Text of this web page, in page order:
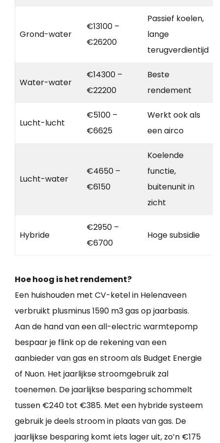
Grond-water
€13100 –
€26200
Passief koelen,
lange
terugverdientijd
Water-water
€14300 –
€22200
Beste
rendement
Lucht-lucht
€5100 –
€6625
Werkt ook als
een airco
Lucht-water
€4650 –
€6150
Koelende
functie,
buitenunit in
zicht
Hybride
€2950 –
€6700
Hoge subsidie
Hoe hoog is het rendement?
Een huishouden met CV-ketel in Helenaveen
verbruikt plusminus 1590 m3 gas op jaarbasis.
Aan de hand van een all-electric warmtepomp
bespaar je flink op de rekening van een
aanbieder van gas en stroom als Budget Energie
of Nuon. Het jaarlijkse stroomgebruik zal
toenemen. De jaarlijkse besparing schommelt
tussen €240 tot €385. Met een hybride systeem
gebruik je deels stroom in plaats van gas. De
jaarlijkse besparing komt iets lager uit, zo’n €175